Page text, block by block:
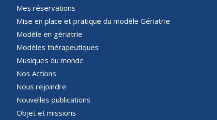
Mes réservations
Mise en place et pratique du modèle Gériatrie
Modèle en gériatrie
Modèles thérapeutiques
Musiques du monde
Nos Actions
Nous rejoindre
Nouvelles publications
Objet et missions